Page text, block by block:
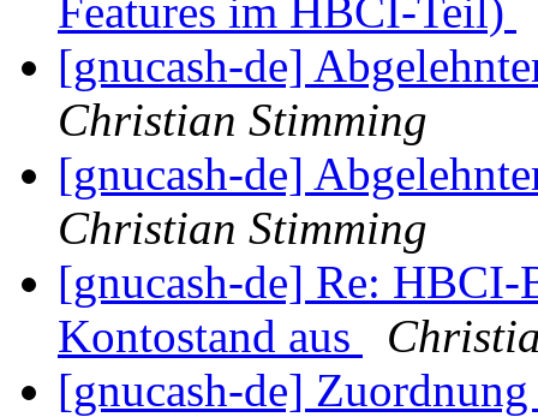
Features im HBCI-Teil)
[gnucash-de]
Christian Stimming
[gnucash-de]
Christian Stimming
[gnucash-de] Re:
Kontostand aus
[gnucash-de]